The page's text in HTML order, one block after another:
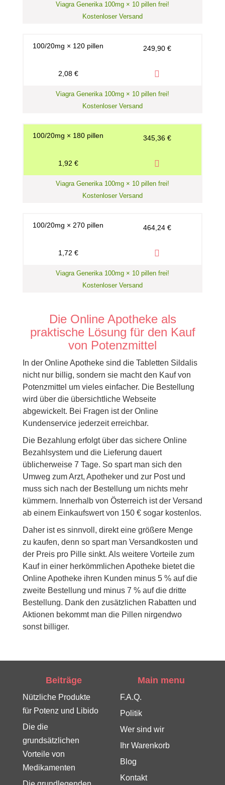
Viagra Generika 100mg × 10 pillen frei!
Kostenloser Versand
100/20mg × 120 pillen 249,90 €
2,08 €
Viagra Generika 100mg × 10 pillen frei!
Kostenloser Versand
100/20mg × 180 pillen 345,36 €
1,92 €
Viagra Generika 100mg × 10 pillen frei!
Kostenloser Versand
100/20mg × 270 pillen 464,24 €
1,72 €
Viagra Generika 100mg × 10 pillen frei!
Kostenloser Versand
Die Online Apotheke als
praktische Lösung für den Kauf
von Potenzmittel
In der Online Apotheke sind die Tabletten Sildalis
nicht nur billig, sondern sie macht den Kauf von
Potenzmittel um vieles einfacher. Die Bestellung
wird über die übersichtliche Webseite
abgewickelt. Bei Fragen ist der Online
Kundenservice jederzeit erreichbar.
Die Bezahlung erfolgt über das sichere Online
Bezahlsystem und die Lieferung dauert
üblicherweise 7 Tage. So spart man sich den
Umweg zum Arzt, Apotheker und zur Post und
muss sich nach der Bestellung um nichts mehr
kümmern. Innerhalb von Österreich ist der Versand
ab einem Einkaufswert von 150 € sogar kostenlos.
Daher ist es sinnvoll, direkt eine größere Menge
zu kaufen, denn so spart man Versandkosten und
der Preis pro Pille sinkt. Als weitere Vorteile zum
Kauf in einer herkömmlichen Apotheke bietet die
Online Apotheke ihren Kunden minus 5 % auf die
zweite Bestellung und minus 7 % auf die dritte
Bestellung. Dank den zusätzlichen Rabatten und
Aktionen bekommt man die Pillen nirgendwo
sonst billiger.
Beiträge
Nützliche Produkte
für Potenz und Libido
Die die
grundsätzlichen
Vorteile von
Medikamenten
Main menu
F.A.Q.
Politik
Wer sind wir
Ihr Warenkorb
Blog
Kontakt